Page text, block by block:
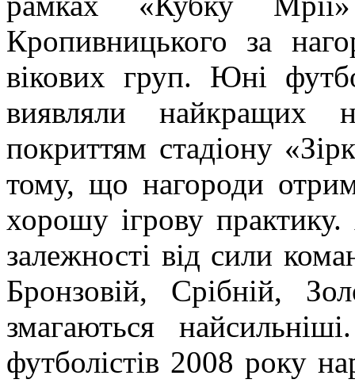
Кропивницького за
вікових груп. Юні
виявляли найкращих
покриттям стадіону
тому, що нагороди
хорошу ігрову
залежності від сили
Бронзовій, Срібній,
змагаються
футболістів 2008 року